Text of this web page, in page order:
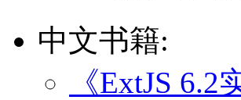
中文书籍:
《ExtJS 6.2